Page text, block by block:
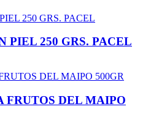
PIEL 250 GRS. PACEL
FRUTOS DEL MAIPO